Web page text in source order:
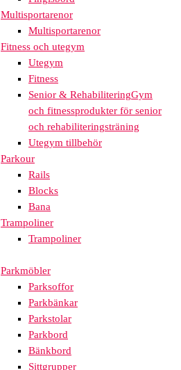
Multisportarenor
Multisportarenor
Fitness och utegym
Utegym
Fitness
Senior & RehabiliteringGym
och fitnessprodukter för senior
och rehabiliteringsträning
Utegym tillbehör
Parkour
Rails
Blocks
Bana
Trampoliner
Trampoliner
Parkmöbler
Parksoffor
Parkbänkar
Parkstolar
Parkbord
Bänkbord
Sittgrupper